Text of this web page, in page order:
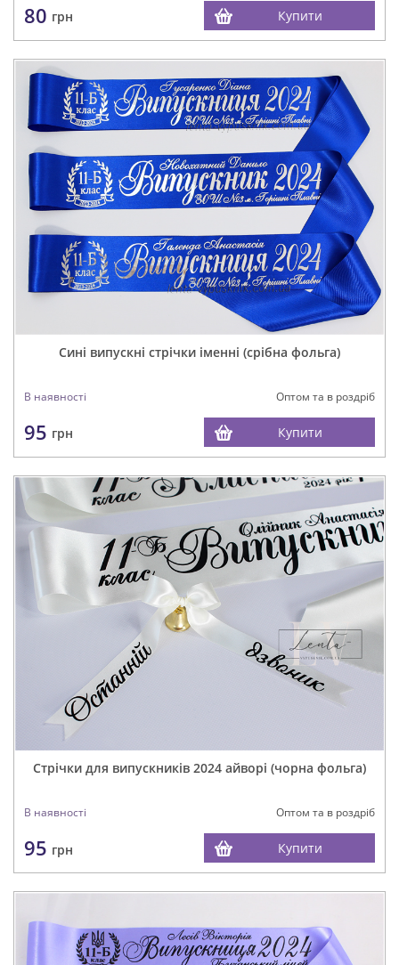
80 грн Купити
Сині випускні стрічки іменні (срібна фольга)
В наявності Оптом та в роздріб
95 грн Купити
Стрічки для випускників 2024 айворі (чорна фольга)
В наявності Оптом та в роздріб
95 грн Купити